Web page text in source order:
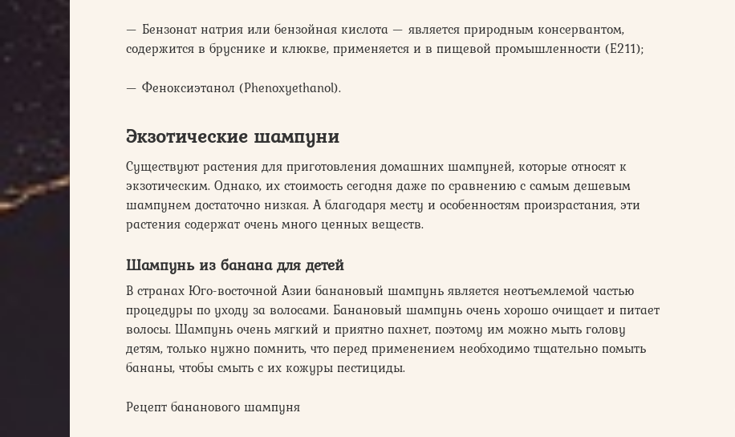
— Бензонат натрия или бензойная кислота — является природным консервантом,
содержится в бруснике и клюкве, применяется и в пищевой промышленности (Е211);
— Феноксиэтанол (Phenoxyethanol).
Экзотические шампуни
Существуют растения для приготовления домашних шампуней, которые относят к
экзотическим. Однако, их стоимость сегодня даже по сравнению с самым дешевым
шампунем достаточно низкая. А благодаря месту и особенностям произрастания, эти
растения содержат очень много ценных веществ.
Шампунь из банана для детей
В странах Юго-восточной Азии банановый шампунь является неотъемлемой частью
процедуры по уходу за волосами. Банановый шампунь очень хорошо очищает и питает
волосы. Шампунь очень мягкий и приятно пахнет, поэтому им можно мыть голову
детям, только нужно помнить, что перед применением необходимо тщательно помыть
бананы, чтобы смыть с их кожуры пестициды.
Рецепт бананового шампуня